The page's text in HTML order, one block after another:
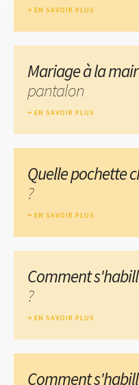
EN SAVOIR PLUS
Mariage à la
pantalon
EN SAVOIR PLUS
Quelle pochette
?
EN SAVOIR PLUS
Comment
?
EN SAVOIR PLUS
Comment